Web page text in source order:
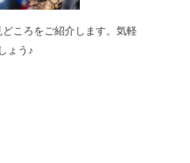
ころをご紹介します。気軽
ょう♪